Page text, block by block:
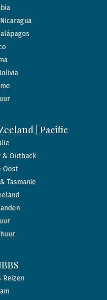
| Pacific
& Outback
Oost
Tasmanië
Reizen